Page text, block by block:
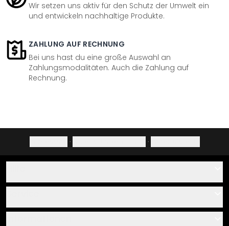
Wir setzen uns aktiv für den Schutz der Umwelt ein
und entwickeln nachhaltige Produkte.
ZAHLUNG AUF RECHNUNG
Bei uns hast du eine große Auswahl an
Zahlungsmodalitäten. Auch die Zahlung auf
Rechnung.
· ·
Über uns